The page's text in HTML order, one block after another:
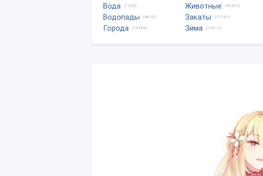
Вода (1335)
Водопады (4623)
Города (15295)
Животные (49471)
Закаты (17741)
Зима (13511)